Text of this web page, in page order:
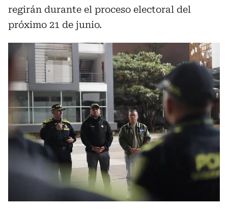
regirán durante el proceso electoral del
próximo 21 de junio.